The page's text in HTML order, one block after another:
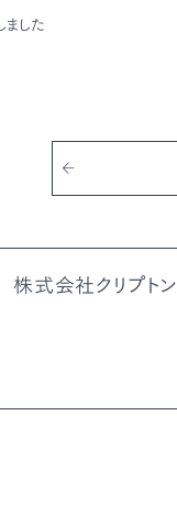
eした
株式会社クリプトン